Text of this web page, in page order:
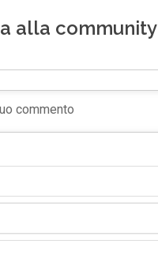
alla community